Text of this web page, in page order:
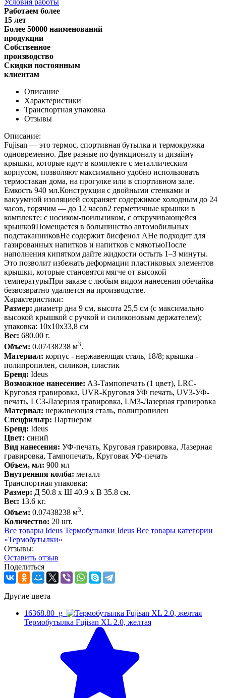
Условия работы
Работаем более
15 лет
Более 50000 наименований
продукции
Собственное
производство
Скидки постоянным
клиентам
Описание
Характеристики
Транспортная упаковка
Отзывы
Описание:
Fujisan — это термос, спортивная бутылка и термокружка
одновременно. Две разные по функционалу и дизайну
крышки, которые идут в комплекте с металлическим
корпусом, позволяют максимально удобно использовать
термостакан дома, на прогулке или в спортивном зале.
Емкость 940 мл.Конструкция с двойными стенками и
вакуумной изоляцией сохраняет содержимое холодным до 24
часов, горячим — до 12 часов2 герметичные крышки в
комплекте: с носиком-поильником, с откручивающейся
крышкойПомещается в большинство автомобильных
подстаканниковНе содержит бисфенол АНе подходит для
газированных напитков и напитков с мякотьюПосле
наполнения кипятком дайте жидкости остыть 1–3 минуты.
Это позволит избежать деформации пластиковых элементов
крышки, которые становятся мягче от высокой
температурыПри заказе с любым видом нанесения обечайка
безвозвратно удаляется на производстве.
Характеристики:
Размер: диаметр дна 9 см, высота 25,5 см (с максимально
высокой крышкой с ручкой и силиконовым держателем);
упаковка: 10х10х33,8 см
Вес: 680.00 г.
Объем: 0.07438238 м3.
Материал: корпус - нержавеющая сталь, 18/8; крышка -
полипропилен, силикон, пластик
Бренд: Ideus
Возможное нанесение: A3-Тампопечать (1 цвет), LRC-
Круговая гравировка, UVR-Круговая УФ печать, UV3-УФ-
печать, LC3-Лазерная гравировка, LM3-Лазерная гравировка
Материал: нержавеющая сталь, полипропилен
Спецфильтр: Партнерам
Бренд: Ideus
Цвет: синий
Вид нанесения: УФ-печать, Круговая гравировка, Лазерная
гравировка, Тампопечать, Круговая УФ-печать
Объем, мл: 900 мл
Внутренняя колба: металл
Транспортная упаковка:
Размер: Д 50.8 x Ш 40.9 x В 35.8 см.
Вес: 13.6 кг.
Объем: 0.07438238 м3.
Количество: 20 шт.
Все товары Ideus Термобутылки Ideus Все товары категории
«Термобутылки»
Отзывы:
Оcтавить отзыв
Поделиться
Другие цвета
16368.80_g
Термобутылка Fujisan XL 2.0, желтая